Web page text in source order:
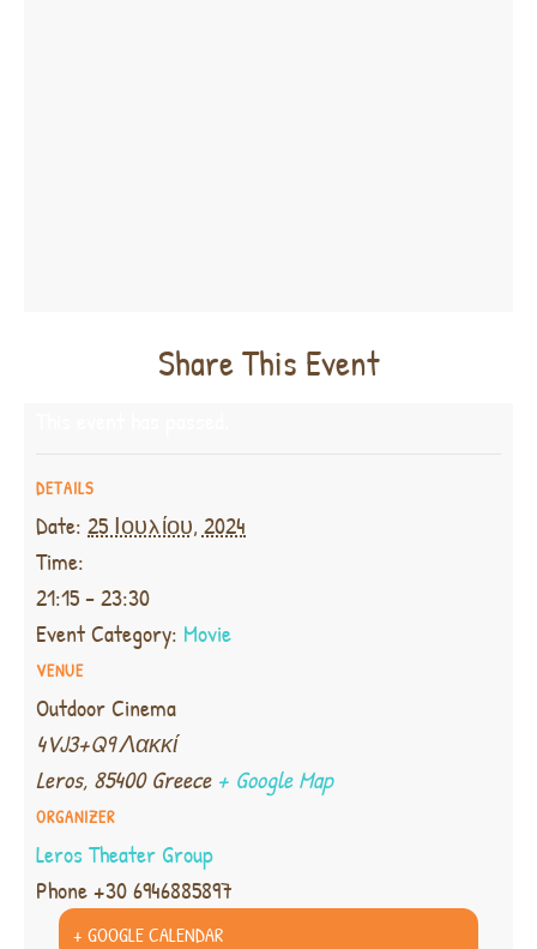
Share This Event
DETAILS
Date: 25 Ιουλίου, 2024
Time:
21:15 - 23:30
Event Category: Movie
VENUE
Outdoor Cinema
4VJ3+Q9 Λακκί
Leros, 85400 Greece + Google Map
ORGANIZER
Leros Theater Group
Phone+30 6946885897
+ GOOGLE CALENDAR